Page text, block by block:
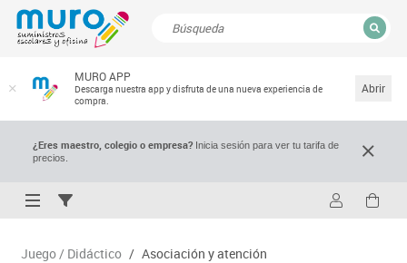
MURO APP
Descarga nuestra app y disfruta de una nueva experiencia de
compra.
Abrir
¿Eres maestro, colegio o empresa?Inicia sesión para ver tu tarifa de
precios.
Juego / Didáctico / Asociación y atención